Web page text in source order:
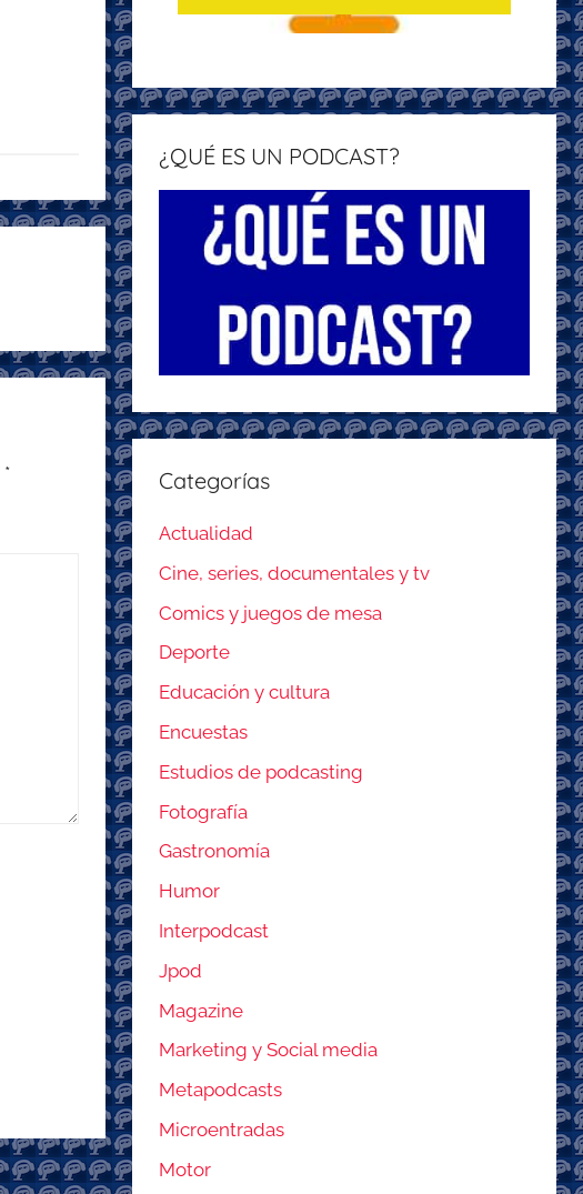
*
¿QUÉ ES UN PODCAST?
Categorías
Actualidad
Cine, series, documentales y tv
Comics y juegos de mesa
Deporte
Educación y cultura
Encuestas
Estudios de podcasting
Fotografía
Gastronomía
Humor
Interpodcast
Jpod
Magazine
Marketing y Social media
Metapodcasts
Microentradas
Motor